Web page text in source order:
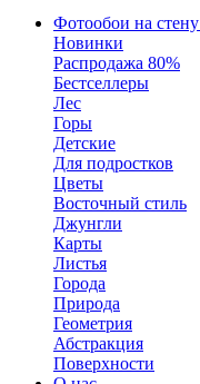
Фотообои на стену
Новинки
Распродажа 80%
Бестселлеры
Лес
Горы
Детские
Для подростков
Цветы
Восточный стиль
Джунгли
Карты
Листья
Города
Природа
Геометрия
Абстракция
Поверхности